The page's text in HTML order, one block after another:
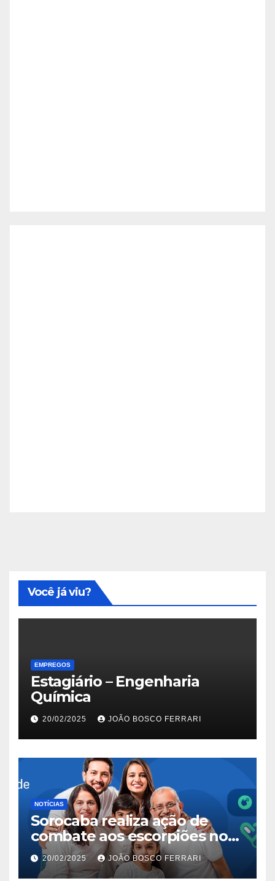
Você já viu?
EMPREGOS
Estagiário – Engenharia
Química
20/02/2025 JOÃO BOSCO FERRARI
NOTÍCIAS
Sorocaba realiza ação de
combate aos escorpiões no
Jardim São Carlos
20/02/2025 JOÃO BOSCO FERRARI